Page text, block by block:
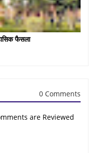
फैसला
0 Comments
are Reviewed